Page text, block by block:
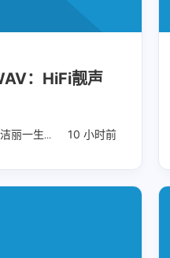
：HiFi靓声
10 小时前
丽一生不变 粤语老歌